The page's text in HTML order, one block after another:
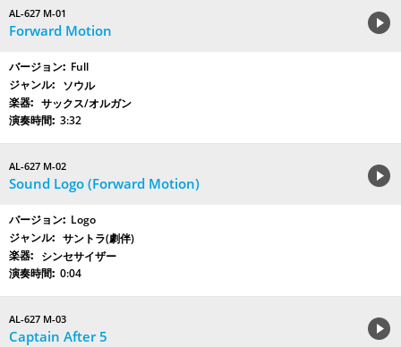
AL-627 M-01
Forward Motion
Full
ソウル
サックス/オルガン
3:32
AL-627 M-02
Sound Logo (Forward Motion)
Logo
サントラ(劇伴)
シンセサイザー
0:04
AL-627 M-03
Captain After 5